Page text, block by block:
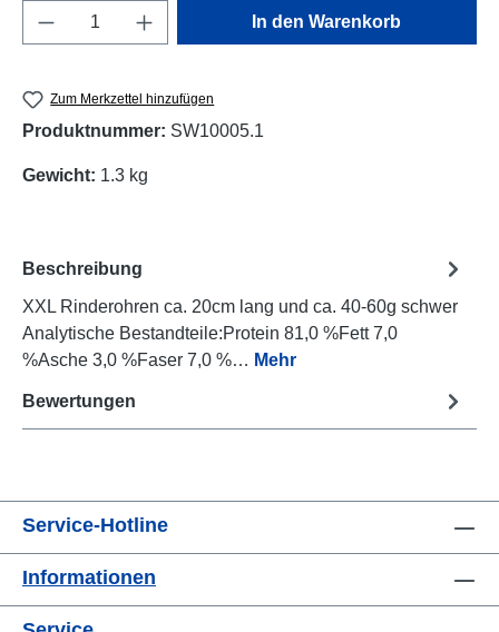
Produkt Anzahl: Gib den gewünschten
In den Warenkorb
Zum Merkzettel hinzufügen
Produktnummer: SW10005.1
Gewicht: 1.3 kg
Beschreibung
XXL Rinderohren ca. 20cm lang und ca. 40-60g schwer
Analytische Bestandteile:Protein 81,0 %Fett 7,0
%Asche 3,0 %Faser 7,0 %… Mehr
Bewertungen
Service-Hotline
Informationen